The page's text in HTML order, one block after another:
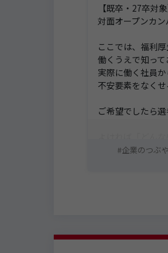
【既卒・27卒対象
対面オープンカ
ここでは、福利
働くうえで知っ
実際に働く社員
不安要素をなく
ご希望でしたら
よければ「どん
企業のつぶ